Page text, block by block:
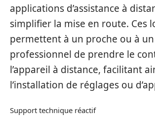
applications d’assistance à
simplifier la mise en route. Ces
permettent à un proche ou à un
professionnel de prendre le
l’appareil à distance, facilitant
l’installation de réglages ou
Support technique réactif